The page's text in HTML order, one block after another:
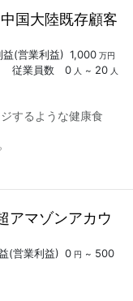
国大陸既存顧客
益(営業利益) 1,000 万円
従業員数 0 人 ~ 20 人
するような健康食
アマゾンアカウ
(営業利益) 0 円 ~ 500